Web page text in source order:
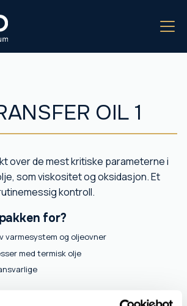
OIL 1
over de mest kritiske parameterne i
som viskositet og oksidasjon. Et
kontroll.
for?
varmesystem og oljeovner
med termisk olje
kunde?